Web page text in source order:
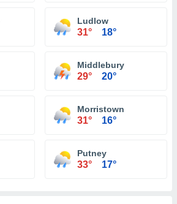
Ludlow
31° 18°
Middlebury
29° 20°
Morristown
31° 16°
Putney
33° 17°